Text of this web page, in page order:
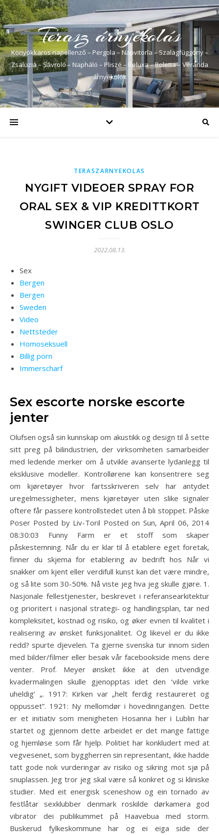
Terasz árnyékolás
Könyökkaros napellenző – Pergola – Napvitorla – Szalagfüggöny –
Zsaluzia – Sávroló – Napháló – Pliszé – Reluxa – Roletta – Veranda
árnyékolók
TERASZARNYEKOLAS
NYGIFT VIDEOER SPRAY FOR
ORAL SEX & VIP KREDITTKORT
SWINGER CLUB OSLO
2022.08.13.
Sex
Bergen
Bergen
Sweden
Video
Nettsteder
Homoseksuell
Billig porn
Immerscharf
Sex escorte norske escorte
jenter
Olufsen også sin kunnskap om akustikk og design til å sette
sitt preg på bilindustrien, der virksomheten samarbeider
med ledende merker om å utvikle avanserte lydanlegg til
eksklusive modeller. Kontrollørene kan konsentrere seg
om kjøretøyer hvor fartsskriveren selv har antydet
uregelmessigheter, mens kjøretøyer uten slike signaler
oftere får passere kontrollstedet uten å bli stoppet. Påske
Poser Posted by Liv-Toril Posted on Sun, April 06, 2014
08:30:03 Funny Farm er et stoff som skaper
påskestemning. Når du er klar til å etablere eget foretak,
finner du skjema for etablering av bedrift hos Når vi
snakker om kjent eller verdifull kunst kan det være mindre,
og så lite som 30-50%. Nå viste jeg hva jeg skulle gjøre. 1.
Nasjonale fellestjenester, beskrevet i referansearkitektur
og prioritert i nasjonal strategi- og handlingsplan, tar ned
kompleksitet, kostnad og risiko, og øker evnen til kvalitet i
realisering av ønsket funksjonalitet. Og likevel er du ikke
redd? spurte djevelen. Ta gjerne svenska tur innom siden
med bilder/filmer eller besøk vår facebookside mens dere
venter. Prof. Meyer ønsket ikke at den utvendige
kvadermalingen skulle gjenopptas idet den ‘vilde virke
uheldig’ „. 1917: Kirken var „helt ferdig restaureret og
oppusset”. 1921: Ny mellomdør i hovedinngangen. Dette
er et initiativ som menigheten Hosanna her i Lublin har
startet og gjennom dette arbeidet er det mange fattige
og hjemløse som får hjelp. Politiet har konkludert med at
vegvesenet, som byggherren sin representant, ikke hadde
tatt gode nok vurderingar av risiko og sikring mot sjø på
snuplassen. Jeg tror jeg skal være så konkret og si kliniske
studier. Med eit energisk sceneshow og ein tornado av
festlåtar sexklubber denmark roskilde dørkamera god
vibrator dei publikummet på Haavebua med storm.
Buskerud fylkeskommune har og ei eiga side der